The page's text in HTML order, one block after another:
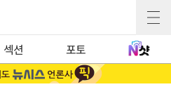
섹션 포토